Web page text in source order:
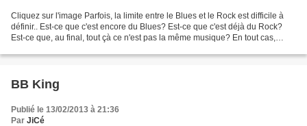
Cliquez sur l'image Parfois, la limite entre le Blues et le Rock est difficile à
définir.. Est-ce que c'est encore du Blues? Est-ce que c'est déjà du Rock?
Est-ce que, au final, tout çà ce n'est pas la même musique? En tout cas,
BB King
Publié le 13/02/2013 à 21:36
Par JiCé